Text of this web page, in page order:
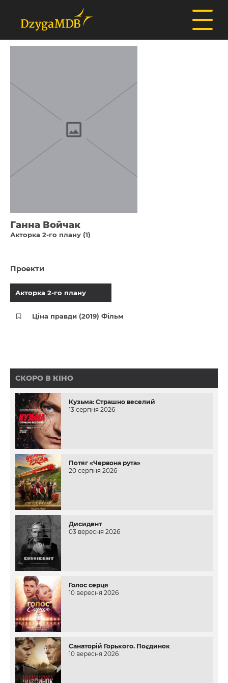
Ганна Войчак
Акторка 2-го плану (1)
Проекти
Акторка 2-го плану
Ціна правди (2019) Фільм
СКОРО В КІНО
Кузьма: Страшно веселий
13 серпня 2026
Потяг «Червона рута»
20 серпня 2026
Дисидент
03 вересня 2026
Голос серця
10 вересня 2026
Санаторій Горького. Поєдинок
10 вересня 2026